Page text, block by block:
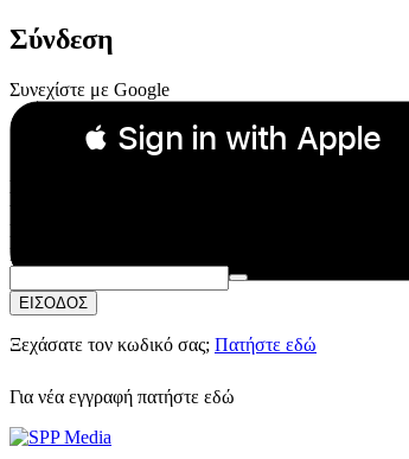
Σύνδεση
Συνεχίστε με Google
 Sign in with Apple
Συνεχίστε με Apple
ή
Email:
Κωδικός Πρόσβασης:
ΕΙΣΟΔΟΣ
Ξεχάσατε τον κωδικό σας; Πατήστε εδώ
Για νέα εγγραφή πατήστε εδώ